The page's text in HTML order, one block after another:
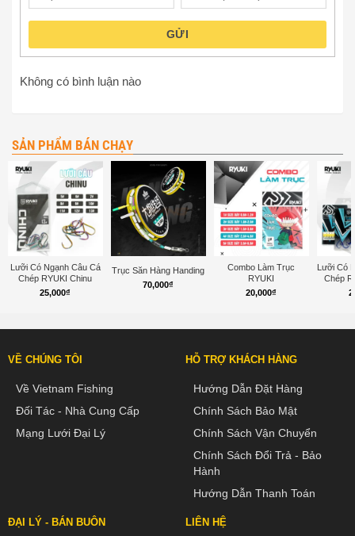
GỬI
Không có bình luận nào
SẢN PHẨM BÁN CHẠY
Lưỡi Có Ngạnh Câu Cá
Chép RYUKI Chinu
25,000₫
Trục Săn Hàng Handing
70,000₫
Combo Làm Trục
RYUKI
20,000₫
Lưỡi Có
Chép
VỀ CHÚNG TÔI
Về Vietnam Fishing
Đối Tác - Nhà Cung Cấp
Mạng Lưới Đại Lý
HỖ TRỢ KHÁCH HÀNG
Hướng Dẫn Đặt Hàng
Chính Sách Bảo Mật
Chính Sách Vận Chuyển
Chính Sách Đổi Trả - Bảo
Hành
Hướng Dẫn Thanh Toán
ĐẠI LÝ - BÁN BUÔN LIÊN HỆ